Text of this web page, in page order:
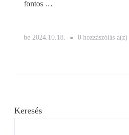
fontos …
be 2024.10.18. 0 hozzászólás a(z)
Keresés